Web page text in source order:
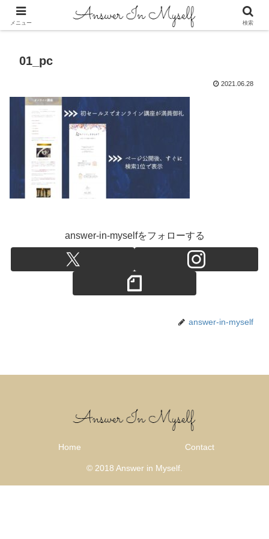
答えは自分の中にある
01_pc
2021.06.28
answer-in-myselfをフォローする
answer-in-myself
Home Contact
© 2018 Answer in Myself.
メニュー 検索